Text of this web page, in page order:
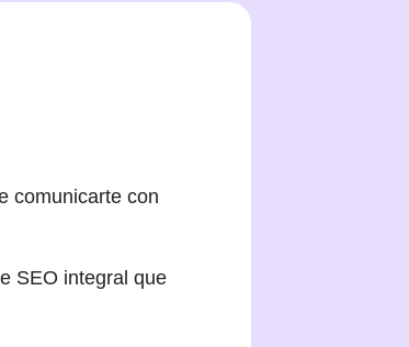
comunicarte con
SEO integral que